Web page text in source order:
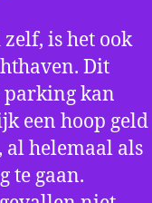
is het ook
Dit
parking kan
een hoop geld
al helemaal als
te gaan.